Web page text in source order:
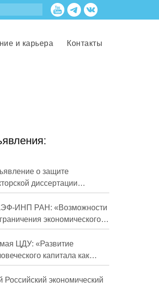
и карьера Контакты
о защите
диссертации
Михаила
ИНП РАН: «Возможности
экономического
России в средне- и
перспективе»
ЦДУ: «Развитие
капитала как
экономического роста»
Российский экономический